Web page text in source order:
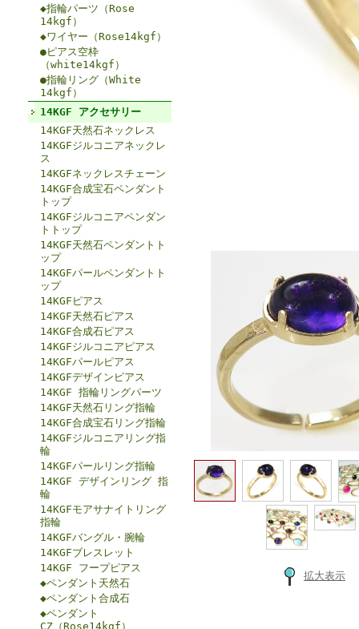
◆指輪パーツ（Rose
14kgf）
◆ワイヤー（Rose14kgf）
●ピアス空枠
（white14kgf）
●指輪リング（White
14kgf）
14KGF アクセサリー
14KGF天然石ネックレス
14KGFジルコニアネックレ
ス
14KGFネックレスチェーン
14KGF合成宝石ペンダント
トップ
14KGFジルコニアペンダン
トトップ
14KGF天然石ペンダントト
ップ
14KGFパールペンダントト
ップ
14KGFピアス
14KGF天然石ピアス
14KGF合成石ピアス
14KGFジルコニアピアス
14KGFパールピアス
14KGFデザインピアス
14KGF 指輪リングパーツ
14KGF天然石リング指輪
14KGF合成宝石リング指輪
14KGFジルコニアリング指
輪
14KGFパールリング指輪
14KGF デザインリング 指
輪
14KGFモアサナイトリング
指輪
14KGFバングル・腕輪
14KGFブレスレット
14KGF フープピアス
◆ペンダント天然石
◆ペンダント合成石
◆ペンダント
CZ（Rose14kgf）
拡大表示